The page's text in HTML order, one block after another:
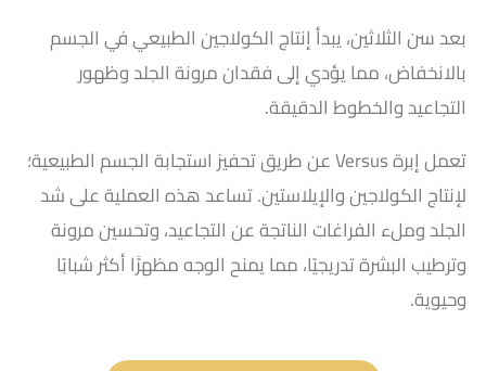
بعد سن الثلاثين، يبدأ ​​إنتاج الكولاجين الطبيعي في الجسم
بالانخفاض، مما يؤدي إلى فقدان مرونة الجلد وظهور
التجاعيد والخطوط الدقيقة.
تعمل إبرة Versus عن طريق تحفيز استجابة الجسم الطبيعية؛
لإنتاج الكولاجين والإيلاستين. تساعد هذه العملية على شد
الجلد وملء الفراغات الناتجة عن التجاعيد، وتحسين مرونة
وترطيب البشرة تدريجيًا، مما يمنح الوجه مظهرًَا أكثر شبابًا
وحيوية.